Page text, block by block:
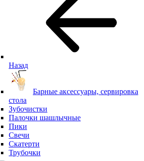
Назад
Барные аксессуары, сервировка
стола
Зубочистки
Палочки шашлычные
Пики
Свечи
Скатерти
Трубочки